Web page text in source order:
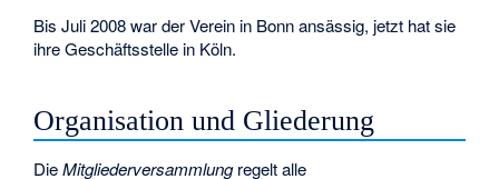
Bis Juli 2008 war der Verein in Bonn ansässig, jetzt hat sie
ihre Geschäftsstelle in Köln.
Organisation und Gliederung
DieMitgliederversammlungregelt alle